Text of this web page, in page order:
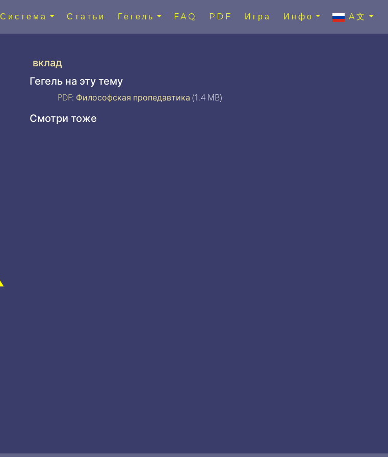
Система Статьи Гегель FAQ PDF Игра Инфо A文
вклад
Гегель на эту тему
PDF: Философская пропедавтика (1.4 MB)
Смотри тоже